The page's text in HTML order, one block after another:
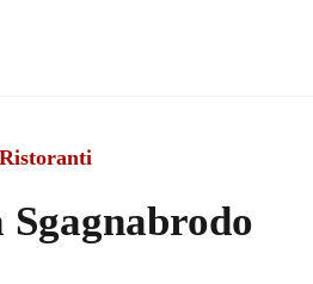
Ristoranti